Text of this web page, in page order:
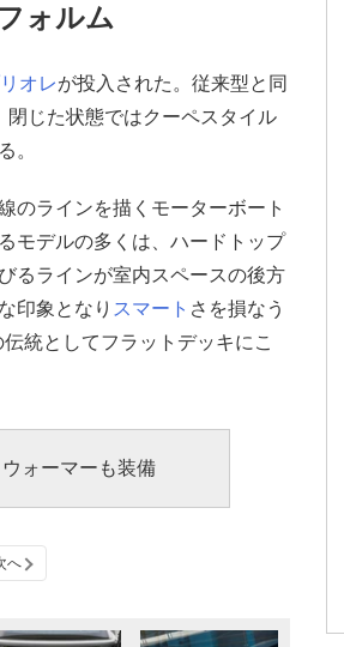
ォルム
オレが投入された。従来型と同
じた状態ではクーペスタイル
。
のラインを描くモーターボート
モデルの多くは、ハードトップ
るラインが室内スペースの後方
印象となり スマート さを損なう
統としてフラットデッキにこ
ォーマーも装備
へ